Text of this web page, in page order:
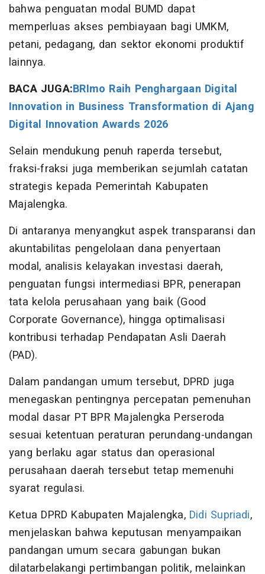
bahwa penguatan modal BUMD dapat
memperluas akses pembiayaan bagi UMKM,
petani, pedagang, dan sektor ekonomi produktif
lainnya.
BACA JUGA:BRImo Raih Penghargaan Digital
Innovation in Business Transformation di Ajang
Digital Innovation Awards 2026
Selain mendukung penuh raperda tersebut,
fraksi-fraksi juga memberikan sejumlah catatan
strategis kepada Pemerintah Kabupaten
Majalengka.
Di antaranya menyangkut aspek transparansi dan
akuntabilitas pengelolaan dana penyertaan
modal, analisis kelayakan investasi daerah,
penguatan fungsi intermediasi BPR, penerapan
tata kelola perusahaan yang baik (Good
Corporate Governance), hingga optimalisasi
kontribusi terhadap Pendapatan Asli Daerah
(PAD).
Dalam pandangan umum tersebut, DPRD juga
menegaskan pentingnya percepatan pemenuhan
modal dasar PT BPR Majalengka Perseroda
sesuai ketentuan peraturan perundang-undangan
yang berlaku agar status dan operasional
perusahaan daerah tersebut tetap memenuhi
syarat regulasi.
Ketua DPRD Kabupaten Majalengka, Didi Supriadi,
menjelaskan bahwa keputusan menyampaikan
pandangan umum secara gabungan bukan
dilatarbelakangi pertimbangan politik, melainkan